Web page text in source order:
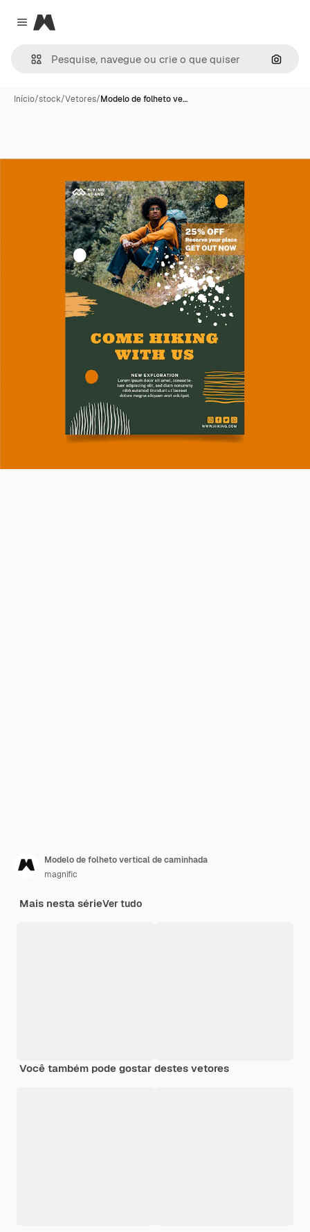
Close menu
Magnific
Início/stock/Vetores/Modelo de folheto ve…
Modelo de folheto vertical de caminhada
magnific
Mais nesta sérieVer tudo
Você também pode gostar destes vetores